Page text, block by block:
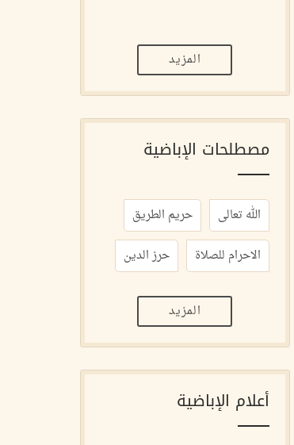
المزيد
مصطلحات الإباضية
الله تعالى
حريم الطريق
الاحرام للصلاة
حرز الدين
المزيد
أعلام الإباضية